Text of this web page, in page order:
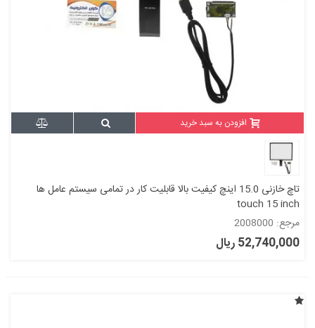
افزودن به سبد خرید
تاچ خازنی 15.0 اینچ کیفیت بالا قابلیت کار در تمامی سیستم عامل ها
touch 15 inch
مرجع: 2008000
52,740,000 ریال